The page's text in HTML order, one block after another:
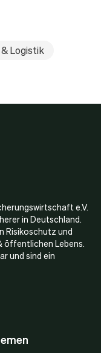
Logistik
e.V.
in Deutschland.
Risikoschutz und
öffentlichen Lebens.
und sind ein